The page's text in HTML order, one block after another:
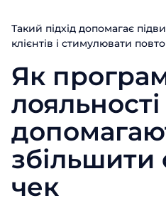
Такий підхід допомагає
клієнтів і стимулювати
Як
лояльності
збільшити
чек